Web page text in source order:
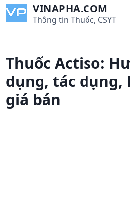
i
VINAPHA.COM
Thông tin Thuốc, CSYT
Thuốc Actiso:
dụng, tác dụng,
giá bán